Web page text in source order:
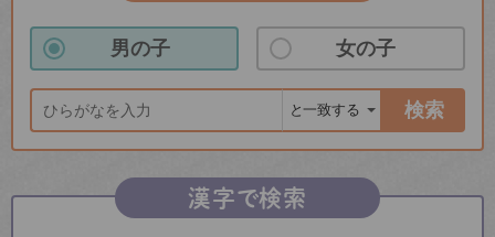
男の子 女の子
検索
漢字で検索